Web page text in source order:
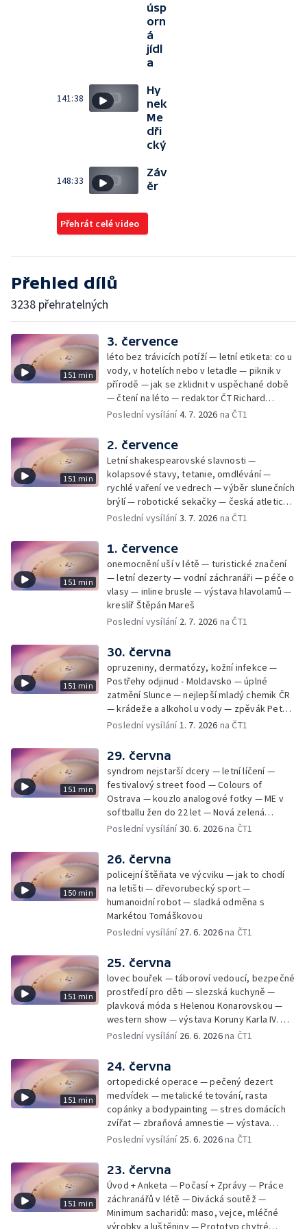
úsp
orn
á
jídl
a
141:38
Hy
nek
Me
dři
cký
148:33
Záv
ěr
Přehrát celé video
Přehled dílů
3238 přehratelných
151 min
3. července
léto bez trávicích potíží — letní etiketa: co u
vody, v hotelích nebo v letadle — piknik v
přírodě — jak se zklidnit v uspěchané době
— čtení na léto — redaktor ČT Richard
Samko
Poslední vysílání4. 7. 2026 na ČT1
151 min
2. července
Letní shakespearovské slavnosti —
kolapsové stavy, tetanie, omdlévání —
rychlé vaření ve vedrech — výběr slunečních
brýlí — robotické sekačky — česká atletická
rekordmanka — psí seriál: výmarský
Poslední vysílání3. 7. 2026 na ČT1
151 min
1. července
onemocnění uší v létě — turistické značení
— letní dezerty — vodní záchranáři — péče o
vlasy — inline brusle — výstava hlavolamů —
kreslíř Štěpán Mareš
Poslední vysílání 2. 7. 2026 na ČT1
151 min
30. června
opruzeniny, dermatózy, kožní infekce —
Postřehy odjinud - Moldavsko — úplné
zatmění Slunce — nejlepší mladý chemik ČR
— krádeže a alkohol u vody — zpěvák Peter
Cmorik
Poslední vysílání1. 7. 2026 na ČT1
151 min
29. června
syndrom nejstarší dcery — letní líčení —
festivalový street food — Colours of
Ostrava — kouzlo analogové fotky — ME v
softballu žen do 22 let — Nová zelená
úsporám — Global Teacher Prize Czech
Poslední vysílání30. 6. 2026na ČT1
150 min
26. června
policejní štěňata ve výcviku — jak to chodí
na letišti — dřevorubecký sport —
humanoidní robot — sladká odměna s
Markétou Tomáškovou
Poslední vysílání 27. 6. 2026na ČT1
151 min
25. června
lovec bouřek — táboroví vedoucí, bezpečné
prostředí pro děti — slezská kuchyně —
plavková móda s Helenou Konarovskou —
western show — výstava Koruny Karla IV. —
mladý lezecký fenomén Josef Šindel
Poslední vysílání 26. 6. 2026na ČT1
151 min
24. června
ortopedické operace — pečený dezert
medvídek — metalické tetování, rasta
copánky a bodypainting — stres domácích
zvířat — zbraňová amnestie — výstava
mikrofotografií rostlin — fenomenální
Poslední vysílání 25. 6. 2026na ČT1
151 min
23. června
Úvod + Anketa — Počasí + Zprávy — Práce
záchranářů v létě — Divácká soutěž —
Minimum sacharidů: maso, vejce, mléčné
výrobky a luštěniny — Prototyp chytré